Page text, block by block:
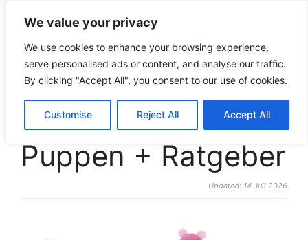
We value your privacy
We use cookies to enhance your browsing experience,
serve personalised ads or content, and analyse our traffic.
By clicking "Accept All", you consent to our use of cookies.
Customise Reject All Accept All
croco-puzzle.de
Die beliebtesten
Puppen + Ratgeber
Updated: 14 Juli 2026